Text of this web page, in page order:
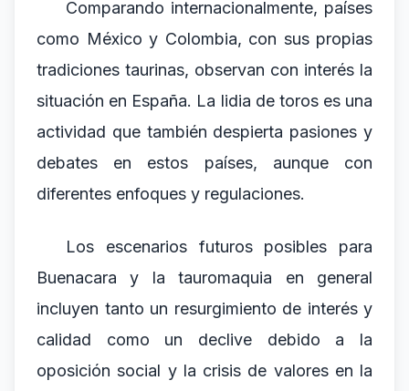
Comparando internacionalmente, países
como México y Colombia, con sus propias
tradiciones taurinas, observan con interés la
situación en España. La lidia de toros es una
actividad que también despierta pasiones y
debates en estos países, aunque con
diferentes enfoques y regulaciones.
Los escenarios futuros posibles para
Buenacara y la tauromaquia en general
incluyen tanto un resurgimiento de interés y
calidad como un declive debido a la
oposición social y la crisis de valores en la